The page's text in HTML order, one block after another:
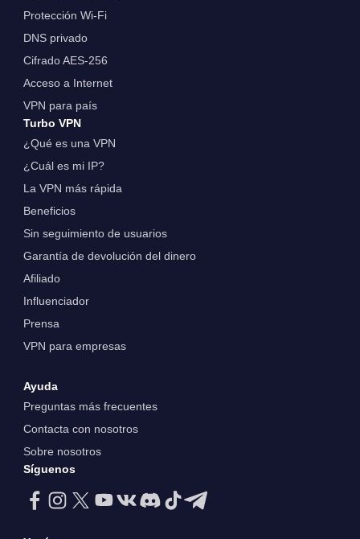
Protección Wi-Fi
DNS privado
Cifrado AES-256
Acceso a Internet
VPN para país
Turbo VPN
¿Qué es una VPN
¿Cuál es mi IP?
La VPN más rápida
Beneficios
Sin seguimiento de usuarios
Garantía de devolución del dinero
Afiliado
Influenciador
Prensa
VPN para empresas
Ayuda
Preguntas más frecuentes
Contacta con nosotros
Sobre nosotros
Síguenos